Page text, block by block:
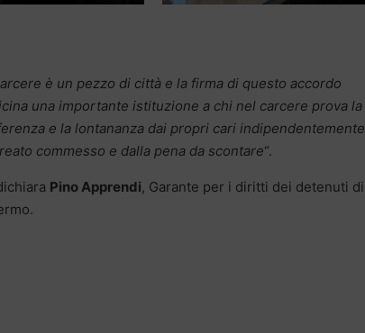
è un pezzo di città e la firma di questo accordo
una importante istituzione a chi nel carcere prova la
e la lontananza dai propri cari indipendentemente
commesso e dalla pena da scontare“.
Pino Apprendi, Garante per i diritti dei detenuti di